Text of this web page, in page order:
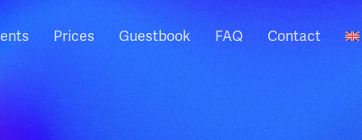
Prices Guestbook FAQ Contact